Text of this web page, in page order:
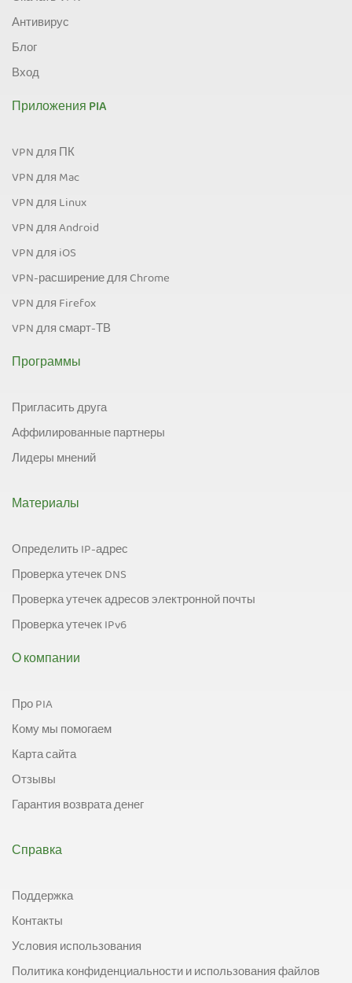
Антивирус
Блог
Вход
Приложения PIA
VPN для ПК
VPN для Mac
VPN для Linux
VPN для Android
VPN для iOS
VPN-расширение для Chrome
VPN для Firefox
VPN для смарт-ТВ
Программы
Пригласить друга
Аффилированные партнеры
Лидеры мнений
Материалы
Определить IP-адрес
Проверка утечек DNS
Проверка утечек адресов электронной почты
Проверка утечек IPv6
О компании
Про PIA
Кому мы помогаем
Карта сайта
Отзывы
Гарантия возврата денег
Справка
Поддержка
Контакты
Условия использования
Политика конфиденциальности и использования файлов